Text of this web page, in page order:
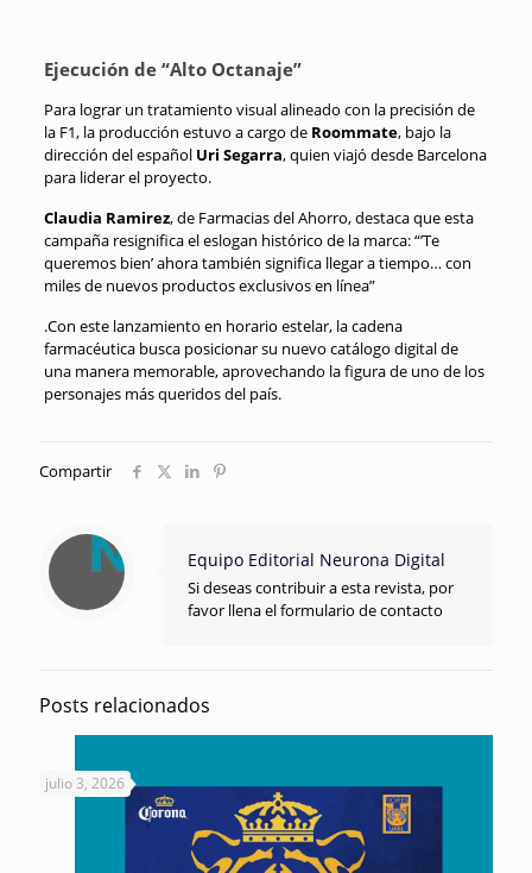
Ejecución de “Alto Octanaje”
Para lograr un tratamiento visual alineado con la precisión de
la F1, la producción estuvo a cargo de Roommate, bajo la
dirección del español Uri Segarra, quien viajó desde Barcelona
para liderar el proyecto.
Claudia Ramirez, de Farmacias del Ahorro, destaca que esta
campaña resignifica el eslogan histórico de la marca: “’Te
queremos bien’ ahora también significa llegar a tiempo… con
miles de nuevos productos exclusivos en línea”
.Con este lanzamiento en horario estelar, la cadena
farmacéutica busca posicionar su nuevo catálogo digital de
una manera memorable, aprovechando la figura de uno de los
personajes más queridos del país.
Compartir
Equipo Editorial Neurona Digital
Si deseas contribuir a esta revista, por
favor llena el formulario de contacto
Posts relacionados
julio 3, 2026